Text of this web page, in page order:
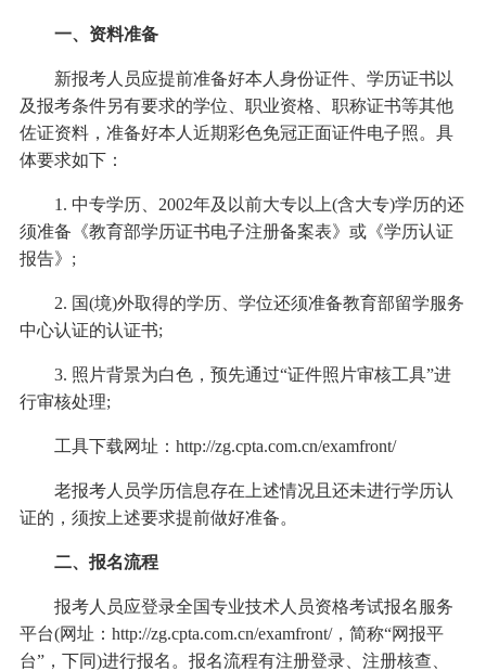
一、资料准备
新报考人员应提前准备好本人身份证件、学历证书以
及报考条件另有要求的学位、职业资格、职称证书等其他
佐证资料，准备好本人近期彩色免冠正面证件电子照。具
体要求如下：
1. 中专学历、2002年及以前大专以上(含大专)学历的还
须准备《教育部学历证书电子注册备案表》或《学历认证
报告》;
2. 国(境)外取得的学历、学位还须准备教育部留学服务
中心认证的认证书;
3. 照片背景为白色，预先通过“证件照片审核工具”进
行审核处理;
工具下载网址：http://zg.cpta.com.cn/examfront/
老报考人员学历信息存在上述情况且还未进行学历认
证的，须按上述要求提前做好准备。
二、报名流程
报考人员应登录全国专业技术人员资格考试报名服务
平台(网址：http://zg.cpta.com.cn/examfront/，简称“网报平
台”，下同)进行报名。报名流程有注册登录、注册核查、